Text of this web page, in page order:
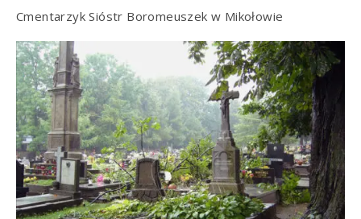
Cmentarzyk Sióstr Boromeuszek w Mikołowie